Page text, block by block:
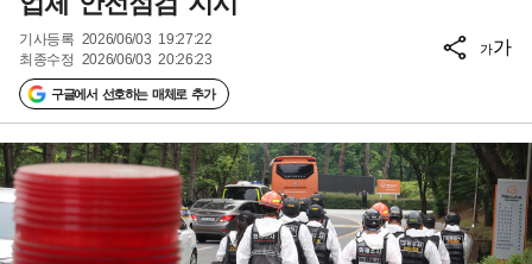
기사등록 2026/06/03 19:27:22
최종수정 2026/06/03 20:26:23
구글에서 선호하는 매체로 추가
가가